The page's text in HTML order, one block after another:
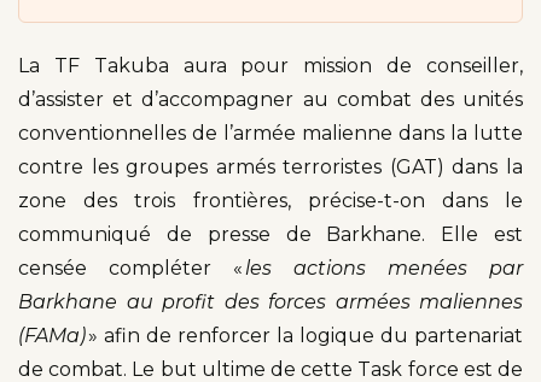
La TF Takuba aura pour mission de conseiller,
d’assister et d’accompagner au combat des unités
conventionnelles de l’armée malienne dans la lutte
contre les groupes armés terroristes (GAT) dans la
zone des trois frontières, précise-t-on dans le
communiqué de presse de Barkhane. Elle est
censée compléter «les actions menées par
Barkhane au profit des forces armées maliennes
(FAMa)» afin de renforcer la logique du partenariat
de combat. Le but ultime de cette Task force est de